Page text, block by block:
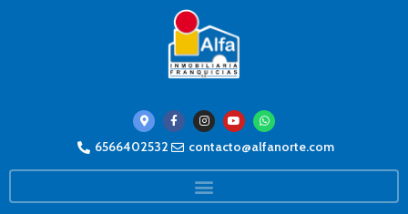
6566402532 contacto@alfanorte.com